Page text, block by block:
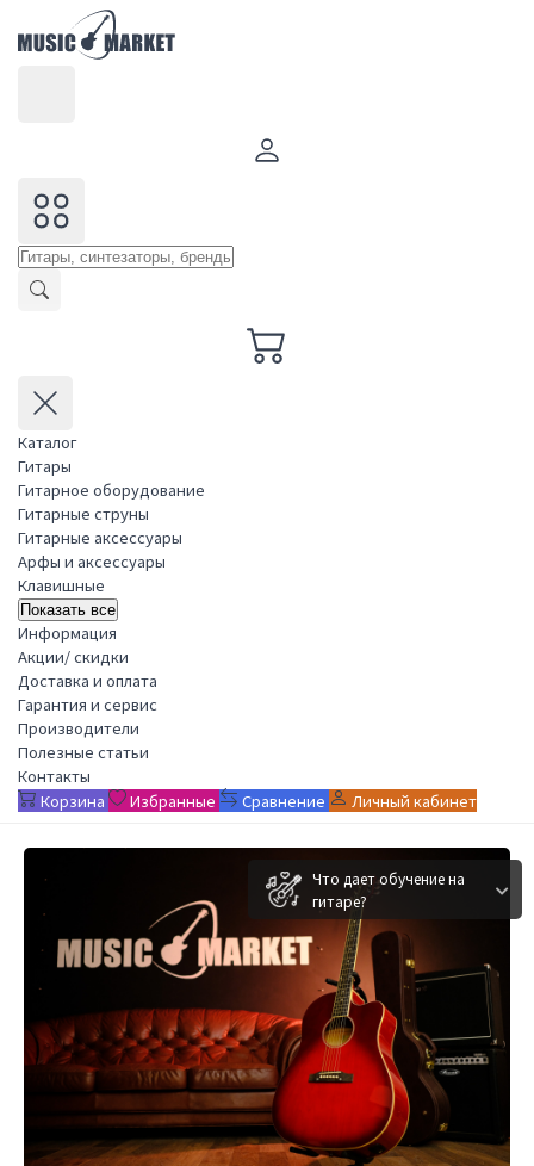
Каталог
Гитары
Гитарное оборудование
Гитарные струны
Гитарные аксессуары
Арфы и аксессуары
Клавишные
Показать все
Информация
Акции/ скидки
Доставка и оплата
Гарантия и сервис
Производители
Полезные статьи
Контакты
Корзина
Избранные Сравнение Личный кабинет
Что дает обучение на
гитаре?